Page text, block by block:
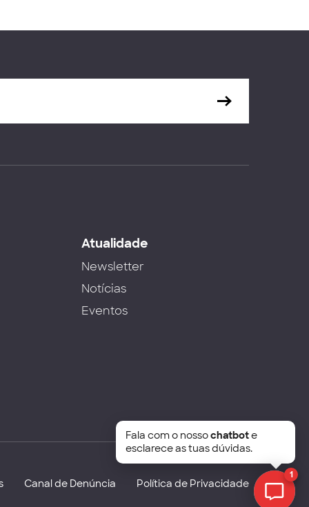
Atualidade
Newsletter
Notícias
Eventos
Canal de Denúncia Política de Privacidade
1
Fala com o nossochatbote
esclarece as tuas dúvidas.